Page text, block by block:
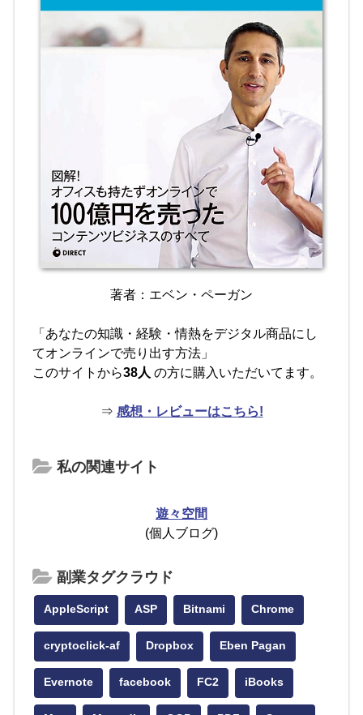
著者：エベン・ペーガン
「あなたの知識・経験・情熱をデジタル商品にし
てオンラインで売り出す方法」
このサイトから38人の方に購入いただいてます。
⇒ 感想・レビューはこちら!
私の関連サイト
遊々空間
(個人ブログ)
副業タグクラウド
AppleScript ASP Bitnami Chrome
cryptoclick-af Dropbox Eben Pagan
Evernote facebook FC2 iBooks